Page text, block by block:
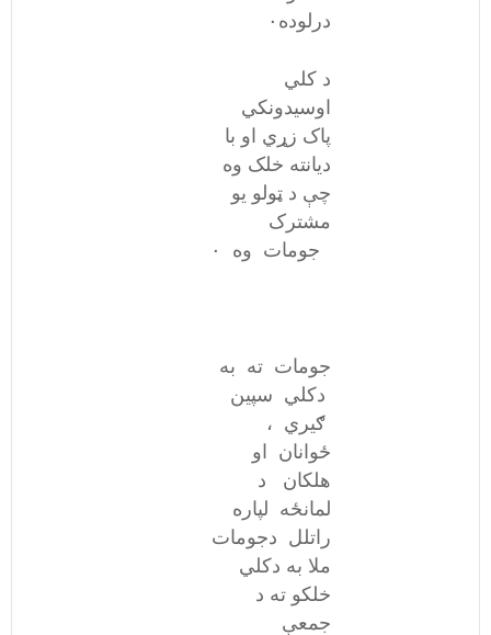
درلوده۰
د کلي
اوسیدونکي
پاک زړي او با
دیانته خلک وه
چې د ټولو یو
مشترک
جومات ته به
دکلي سپین
ګیري ،
ځوانان او
هلکان د
لمانځه لپاره
راتلل دجومات
ملا به دکلي
خلکو ته د
جمعې